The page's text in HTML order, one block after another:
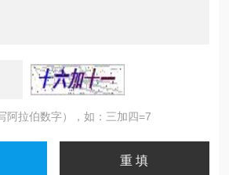
阿拉伯数字），如：三加四=7